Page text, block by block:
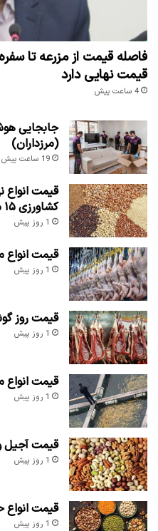
فاصله قیمت از مزرعه تا
قیمت نهایی دارد
4 ساعت پیش
جابجایی
(مرزداران)
19 ساعت پیش
قیمت انواع
کشاورزی ۱۵ مرداد ۱۴۰۵
1 روز پیش
قیمت انواع مرغ ۱۵
1 روز پیش
قیمت روز گوشت
1 روز پیش
قیمت انواع ماهی ۱۵
1 روز پیش
قیمت آجیل و
1 روز پیش
قیمت انواع حبوبات
1 روز پیش